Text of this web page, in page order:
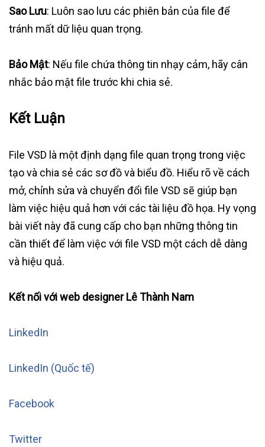
Sao Lưu: Luôn sao lưu các phiên bản của file để
tránh mất dữ liệu quan trọng.
Bảo Mật: Nếu file chứa thông tin nhạy cảm, hãy cân
nhắc bảo mật file trước khi chia sẻ.
Kết Luận
File VSD là một định dạng file quan trọng trong việc
tạo và chia sẻ các sơ đồ và biểu đồ. Hiểu rõ về cách
mở, chỉnh sửa và chuyển đổi file VSD sẽ giúp bạn
làm việc hiệu quả hơn với các tài liệu đồ họa. Hy vọng
bài viết này đã cung cấp cho bạn những thông tin
cần thiết để làm việc với file VSD một cách dễ dàng
và hiệu quả.
Kết nối với web designer Lê Thành Nam
LinkedIn
LinkedIn (Quốc tế)
Facebook
Twitter